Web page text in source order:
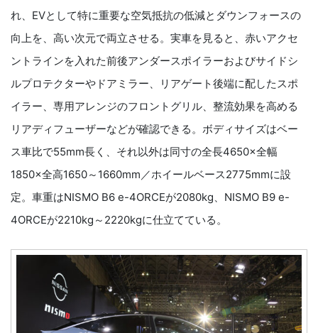
れ、EVとして特に重要な空気抵抗の低減とダウンフォースの
向上を、高い次元で両立させる。実車を見ると、赤いアクセ
ントラインを入れた前後アンダースポイラーおよびサイドシ
ルプロテクターやドアミラー、リアゲート後端に配したスポ
イラー、専用アレンジのフロントグリル、整流効果を高める
リアディフューザーなどが確認できる。ボディサイズはベー
ス車比で55mm長く、それ以外は同寸の全長4650×全幅
1850×全高1650～1660mm／ホイールベース2775mmに設
定。車重はNISMO B6 e-4ORCEが2080kg、NISMO B9 e-
4ORCEが2210kg～2220kgに仕立てている。